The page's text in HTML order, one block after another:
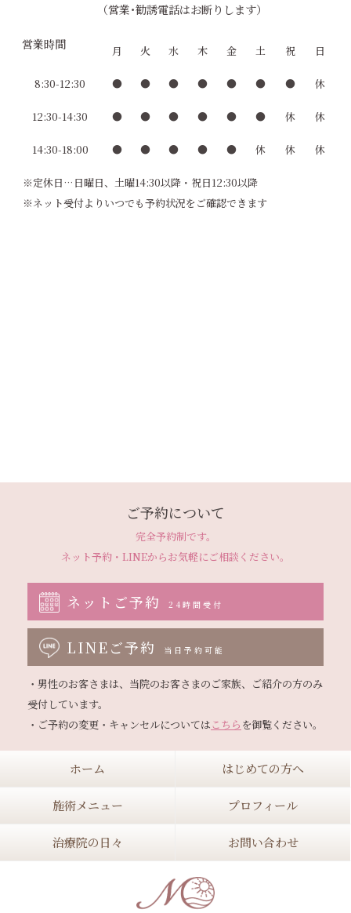
（営業･勧誘電話はお断りします）
営業時間 月 火 水 木 金 土 祝 日
8:30-12:30 ● ● ● ● ● ● ● 休
12:30-14:30 ● ● ● ● ● ● 休 休
14:30-18:00 ● ● ● ● ● 休 休 休
※定休日…日曜日、土曜14:30以降・祝日12:30以降
※ネット受付よりいつでも予約状況をご確認できます
ご予約について
完全予約制です。
ネット予約・LINEからお気軽にご相談ください。
ネットご予約 24時間受付
LINEご予約 当日予約可能
・男性のお客さまは、当院のお客さまのご家族、ご紹介の方のみ
受付しています。
・ご予約の変更・キャンセルについてはこちら
ホーム はじめての方へ
施術メニュー プロフィール
治療院の日々 お問い合わせ